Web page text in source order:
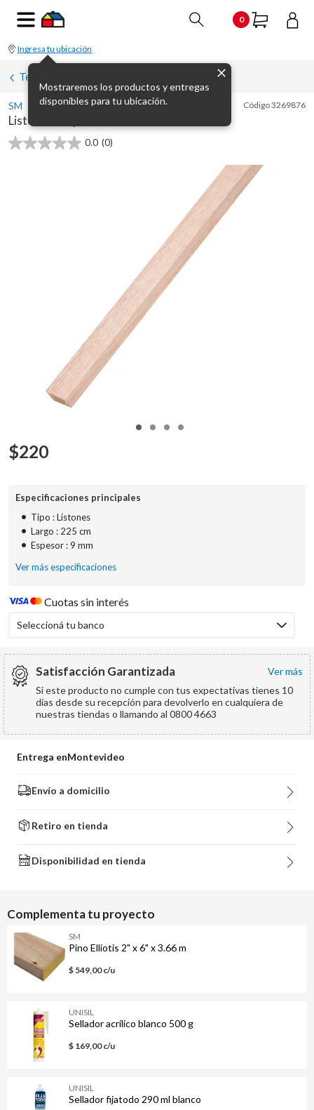
0
Ingresa tu ubicación
Mostraremos los productos y entregas
disponibles para tu ubicación.
Terminaciones
SM Código3269876
Listón eucaliptus clear 2 cm
0.0 (0)
0.0
$220
Especificaciones principales
• Tipo : Listones
• Largo : 225 cm
• Espesor : 9 mm
Ver más especificaciones
Cuotas sin interés
Seleccioná tu banco
Satisfacción Garantizada
ver más
Si este producto no cumple con tus expectativas tienes 10
días desde su recepción para devolverlo en cualquiera de
nuestras tiendas o llamando al 0800 4663
Entrega enMontevideo
Envío a domicilio
Retiro en tienda
Disponibilidad en tienda
Complementa tu proyecto
SM
Pino Elliotis 2" x 6" x 3.66 m
$ 549,00 c/u
UNISIL
Sellador acrílico blanco 500 g
$ 169,00 c/u
UNISIL
Sellador fijatodo 290 ml blanco